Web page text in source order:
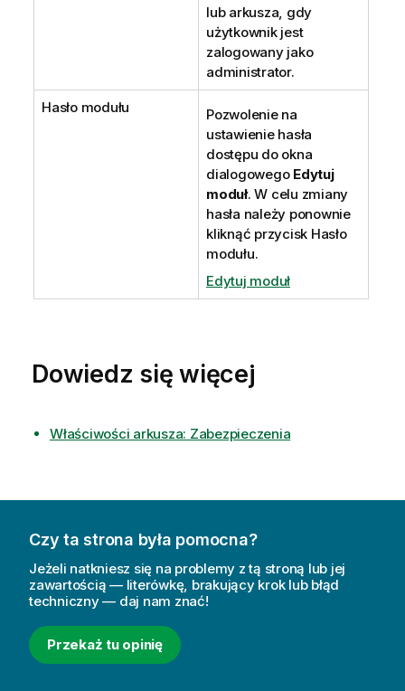
lub arkusza, gdy
użytkownik jest
zalogowany jako
administrator.
Hasło modułu
Pozwolenie na
ustawienie hasła
dostępu do okna
dialogowego Edytuj
moduł. W celu zmiany
hasła należy ponownie
kliknąć przycisk Hasło
modułu.
Edytuj moduł
Dowiedz się więcej
Właściwości arkusza: Zabezpieczenia
Czy ta strona była pomocna?
Jeżeli natkniesz się na problemy z tą stroną lub jej
zawartością — literówkę, brakujący krok lub błąd
techniczny — daj nam znać!
Przekaż tu opinię